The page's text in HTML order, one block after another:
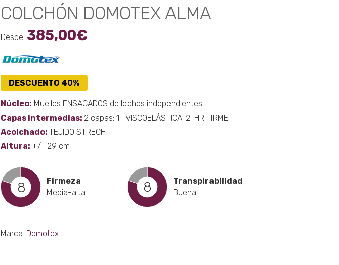
COLCHÓN DOMOTEX ALMA
Desde: 385,00€
DESCUENTO 40%
Núcleo: Muelles ENSACADOS de lechos independientes.
Capas intermedias: 2 capas: 1- VISCOELÁSTICA. 2-HR FIRME
Acolchado: TEJIDO STRECH
Altura: +/- 29 cm
8
Firmeza
Media-alta
8
Transpirabilidad
Buena
Marca: Domotex